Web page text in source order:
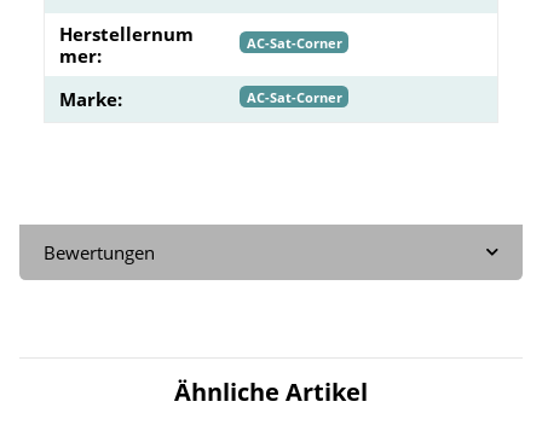
Herstellernum
mer:
AC-Sat-Corner
Marke: AC-Sat-Corner
Bewertungen
Ähnliche Artikel